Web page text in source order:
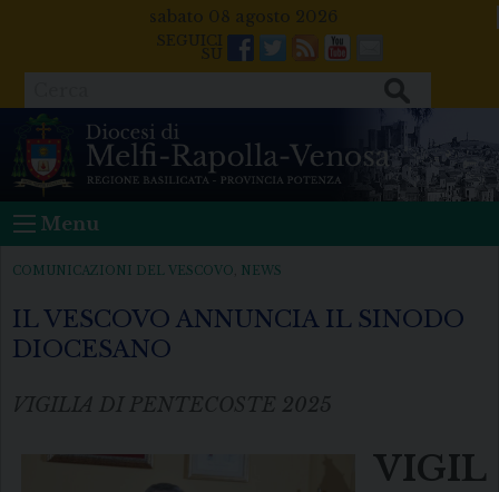
sabato 08 agosto 2026
Facebook
Twitter
FeedsYoutube
Mail
Menu
COMUNICAZIONI DEL VESCOVO NEWS
IL VESCOVO ANNUNCIA IL SINODO
DIOCESANO
VIGILIA DI PENTECOSTE 2025
VIGIL